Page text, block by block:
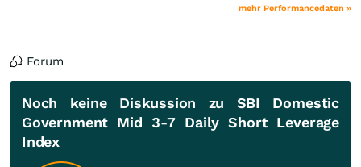
mehr Performancedaten »
Forum
Noch keine Diskussion zu SBI Domestic
Government Mid 3-7 Daily Short Leverage
Index